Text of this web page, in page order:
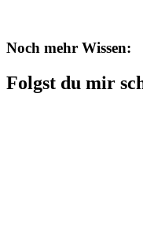
Noch mehr Wissen:
Folgst du mir